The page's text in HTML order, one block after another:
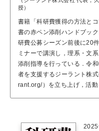
授）
書籍「科研費獲得の方法と
書の赤ペン添削ハンドブッ
研費公募シーズン前後に20
ミナーで講演し，理系・文
添削指導を行っている．令
者を支援するジーラント株
rant.org/）を立ち上げ，活動
2025